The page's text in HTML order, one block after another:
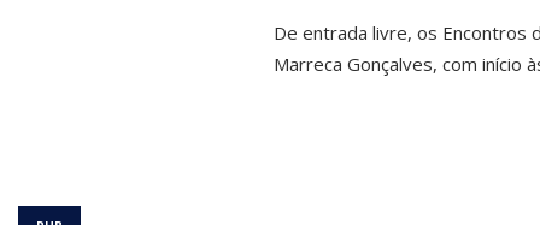
De entrada livre, os Encontros
Marreca Gonçalves, com início